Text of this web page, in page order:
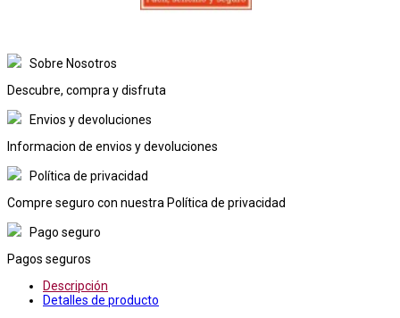
Sobre Nosotros
Descubre, compra y disfruta
Envios y devoluciones
Informacion de envios y devoluciones
Política de privacidad
Compre seguro con nuestra Política de privacidad
Pago seguro
Pagos seguros
Descripción
Detalles de producto